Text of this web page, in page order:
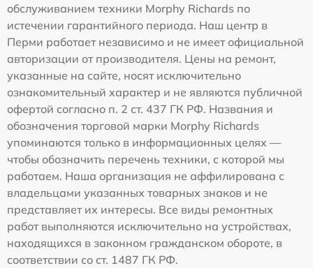
обслуживанием техники Morphy Richards по
истечении гарантийного периода. Наш центр в
Перми работает независимо и не имеет официальной
авторизации от производителя. Цены на ремонт,
указанные на сайте, носят исключительно
ознакомительный характер и не являются публичной
офертой согласно п. 2 ст. 437 ГК РФ. Названия и
обозначения торговой марки Morphy Richards
упоминаются только в информационных целях —
чтобы обозначить перечень техники, с которой мы
работаем. Наша организация не аффилирована с
владельцами указанных товарных знаков и не
представляет их интересы. Все виды ремонтных
работ выполняются исключительно на устройствах,
находящихся в законном гражданском обороте, в
соответствии со ст. 1487 ГК РФ.